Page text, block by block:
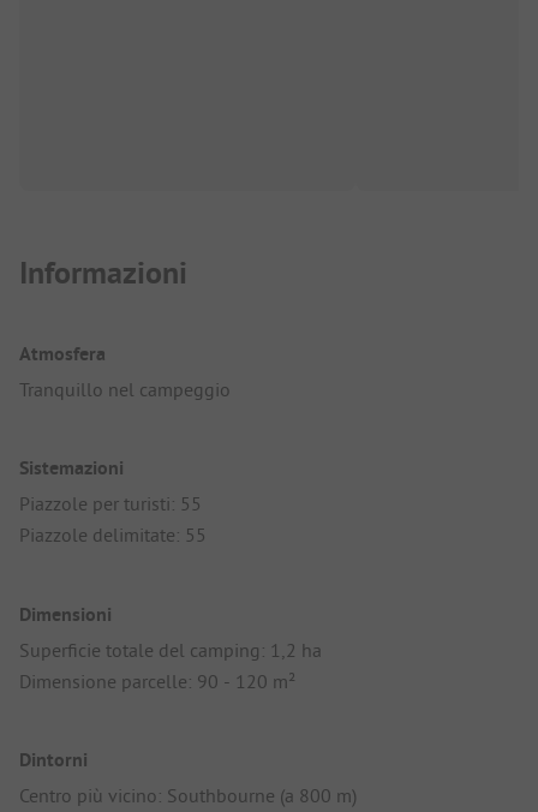
Informazioni
Atmosfera
Tranquillo nel campeggio
Sistemazioni
Piazzole per turisti: 55
Piazzole delimitate: 55
Dimensioni
Superficie totale del camping: 1,2 ha
Dimensione parcelle: 90 - 120 m²
Dintorni
Centro più vicino: Southbourne (a 800 m)